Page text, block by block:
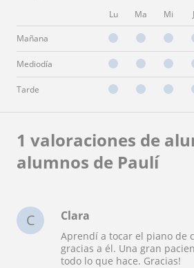
Lu Ma Mi
Mañana
Mediodía
Tarde
1 valoraciones de
alumnos de Paulí
C Clara
Aprendí a tocar el piano de
gracias a él. Una gran
todo lo que hace. Gracias!